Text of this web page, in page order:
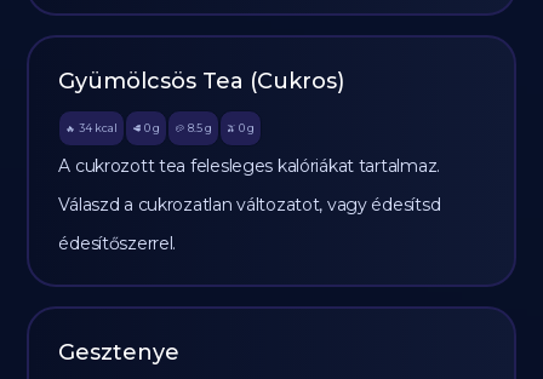
Gyümölcsös Tea (Cukros)
🔥 34 kcal 🥩 0 g 🥔 8.5g 🫒 0 g
A cukrozott tea felesleges kalóriákat tartalmaz.
Válaszd a cukrozatlan változatot, vagy édesítsd
édesítőszerrel.
Gesztenye